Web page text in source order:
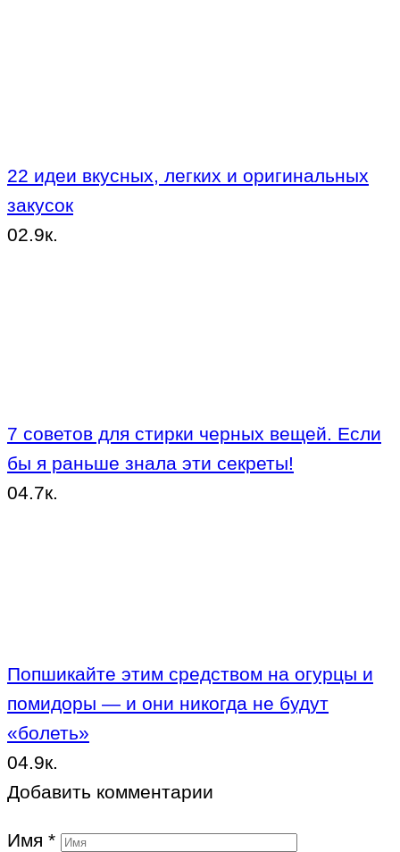
22 идеи вкусных, легких и оригинальных
закусок
02.9к.
7 советов для стирки черных вещей. Если
бы я раньше знала эти секреты!
04.7к.
Попшикайте этим средством на огурцы и
помидоры — и они никогда не будут
«болеть»
04.9к.
Добавить комментарии
Имя *